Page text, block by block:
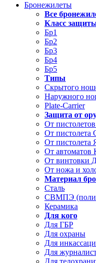
Бронежилеты
Все
Класс
Бр1
Бр2
Бр3
Бр4
Бр5
Типы
Скрытого
Наружного
Plate-Carrier
Защита от
От
От пистолета
От
От
От винтовки
От ножа и
Материал
Сталь
СВМПЭ
Керамика
Для кого
Для ГБР
Для охраны
Для
Для
Для